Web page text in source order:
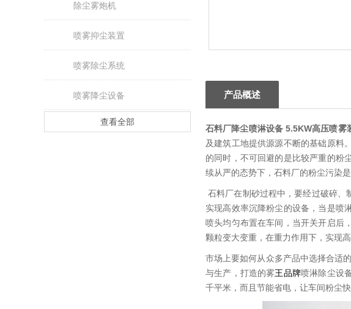
除尘雾炮机
喷雾抑尘装置
喷雾除尘系统
喷雾降尘设备
查看全部
产品概述
石料厂降尘喷淋设备 5.5KW高压喷雾
及建筑工地提供源源不断的基础原料
的同时，不可回避的是比较严重的粉
续从严的态势下，石料厂的粉尘污染
石料厂在制砂过程中，要经过破碎、
实现高效率沉降粉尘的设备，当是喷
喷头均匀布置在车间，当开关开启后
颗粒变大变重，在重力作用下，实现
市场上要如何从众多产品中选择合适
与生产，打造的雾王品牌喷淋除尘设
千平米，而且节能省电，让车间粉尘快